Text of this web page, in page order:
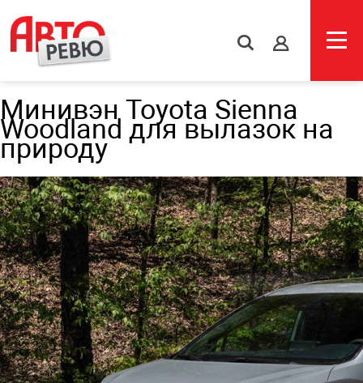
s
Минивэн Toyota Sienna
Woodland для вылазок на
природу